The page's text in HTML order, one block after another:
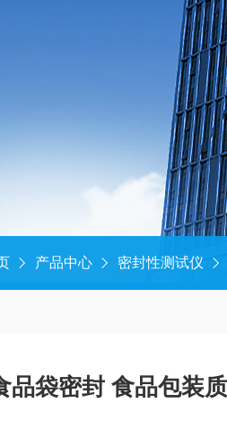
产品中心 密封性测试仪
品袋密封 食品包装